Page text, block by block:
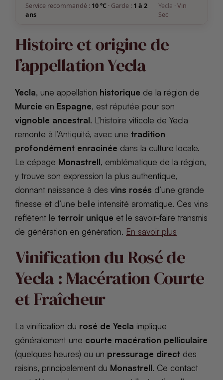
Service recommandé : 10 °C · Garde : 1 à 2
ans
Yecla · Vin
Sec
Histoire et origine de
l’appellation Yecla
Yecla, une appellation historique de la région de
Murcie en Espagne, est réputée pour son
vignoble ancestral. L’histoire viticole de Yecla
remonte à l’Antiquité, avec une tradition
profondément enracinée dans la culture locale.
Le cépage Monastrell, emblématique de la région,
y trouve son expression la plus authentique,
donnant naissance à des vins rosés d’une grande
finesse et d’une belle intensité aromatique. Ces vins
reflètent le terroir unique et le savoir-faire transmis
de génération en génération. En savoir plus
Vinification du Rosé de
Yecla : Macération Courte
et Fraîcheur
La vinification du rosé de Yecla implique
généralement une courte macération pelliculaire
(quelques heures) ou un pressurage direct des
raisins, principalement du Monastrell. Ce contact